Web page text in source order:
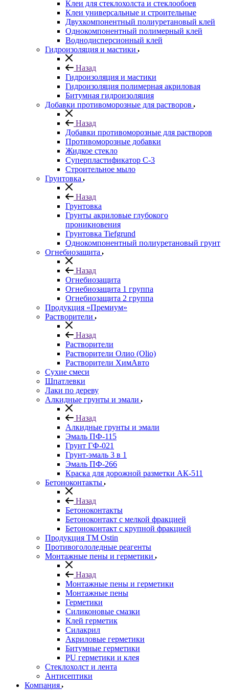
Клеи для стеклохолста и стеклообоев
Клеи универсальные и строительные
Двухкомпонентный полиуретановый клей
Однокомпонентный полимерный клей
Воднодисперсионный клей
Гидроизоляция и мастики
Назад
Гидроизоляция и мастики
Гидроизоляция полимерная акриловая
Битумная гидроизоляция
Добавки противоморозные для растворов
Назад
Добавки противоморозные для растворов
Противоморозные добавки
Жидкое стекло
Суперпластификатор С-3
Строительное мыло
Грунтовка
Назад
Грунтовка
Грунты акриловые глубокого
проникновения
Грунтовка Tiefgrund
Однокомпонентный полиуретановый грунт
Огнебиозащита
Назад
Огнебиозащита
Огнебиозащита 1 группа
Огнебиозащита 2 группа
Продукция «Премиум»
Растворители
Назад
Растворители
Растворители Олио (Olio)
Растворители ХимАвто
Сухие смеси
Шпатлевки
Лаки по дереву
Алкидные грунты и эмали
Назад
Алкидные грунты и эмали
Эмаль ПФ-115
Грунт ГФ-021
Грунт-эмаль 3 в 1
Эмаль ПФ-266
Краска для дорожной разметки АК-511
Бетоноконтакты
Назад
Бетоноконтакты
Бетоноконтакт с мелкой фракцией
Бетоноконтакт с крупной фракцией
Продукция ТМ Ostin
Противогололедные реагенты
Монтажные пены и герметики
Назад
Монтажные пены и герметики
Монтажные пены
Герметики
Силиконовые смазки
Клей герметик
Силакрил
Акриловые герметики
Битумные герметики
PU герметики и клея
Стеклохолст и лента
Антисептики
Компания